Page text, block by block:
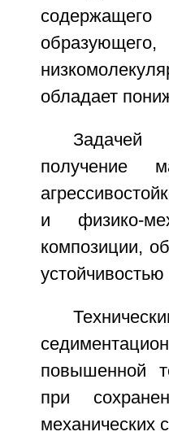
обладает
Задачей
получение
и физико-
композиции,
повышенной
при
механических